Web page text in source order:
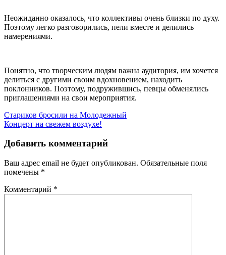
Неожиданно оказалось, что коллективы очень близки по духу.
Поэтому легко разговорились, пели вместе и делились
намерениями.
Понятно, что творческим людям важна аудитория, им хочется
делиться с другими своим вдохновением, находить
поклонников. Поэтому, подружившись, певцы обменялись
приглашениями на свои мероприятия.
Навигация
по
записям
Стариков бросили на Молодежный
Концерт на свежем воздухе!
Добавить комментарий
Ваш адрес email не будет опубликован. Обязательные поля
помечены *
Комментарий *